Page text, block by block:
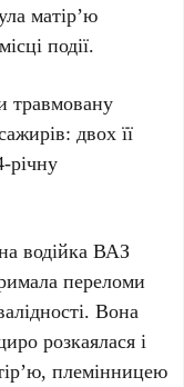
матір’ю
події.
травмовану
двох її
річну
водійка ВАЗ
переломи
Вона
розкаялася і
племінницею